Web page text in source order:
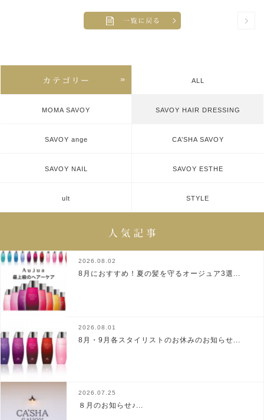
ALL
MOMA SAVOY SAVOY HAIR DRESSING
SAVOY ange CA’SHA SAVOY
SAVOY NAIL SAVOY ESTHE
ult STYLE
2026.08.02
8月におすすめ！夏の髪を守るオージュア3選...
2026.08.01
8月・9月各スタイリストのお休みのお知らせ...
2026.07.25
８月のお知らせ♪...